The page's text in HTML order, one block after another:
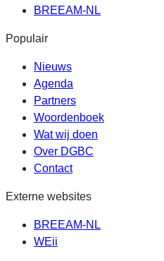
BREEAM-NL
Populair
Nieuws
Agenda
Partners
Woordenboek
Wat wij doen
Over DGBC
Contact
Externe websites
BREEAM-NL
WEii